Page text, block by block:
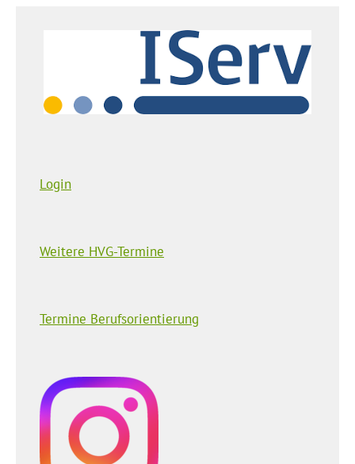
Login
Weitere HVG-Termine
Termine Berufsorientierung